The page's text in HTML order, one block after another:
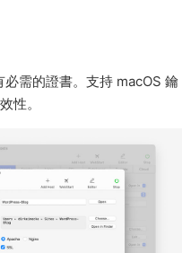
需的證書。支持 macOS 鑰
性。